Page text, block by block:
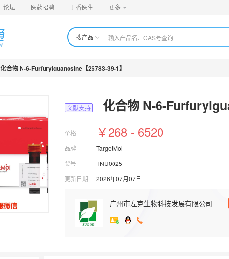
论坛 医药招聘 丁香医生 更多
搜产品
化合物 N-6-Furfurylguanosine【26783-39-1】
文献支持 化合物 N-6-
价格 ￥268 - 6520
品牌
TargetMol
货号
TNU0025
更新日期
2026年07月07日
广州市左克生物科技发展有限公司